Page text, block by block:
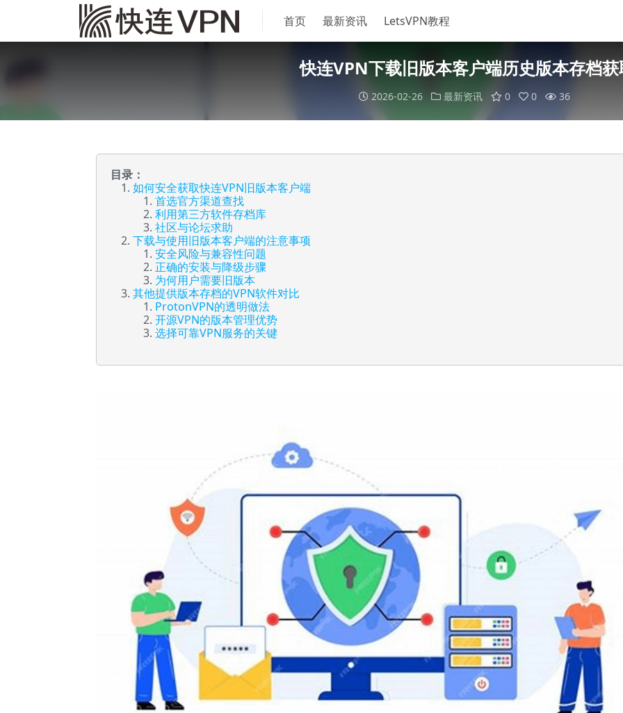
首页 最新资讯 LetsVPN教程
快连VPN下载旧版本客户端历史版本存档获
2026-02-26 最新资讯 0 0 36
目录：
如何安全获取快连VPN旧版本客户端
首选官方渠道查找
利用第三方软件存档库
社区与论坛求助
下载与使用旧版本客户端的注意事项
安全风险与兼容性问题
正确的安装与降级步骤
为何用户需要旧版本
其他提供版本存档的VPN软件对比
ProtonVPN的透明做法
开源VPN的版本管理优势
选择可靠VPN服务的关键